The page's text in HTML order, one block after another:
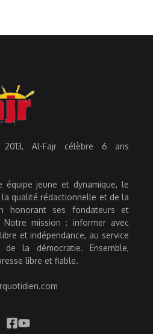
Al-Fajr célèbre 6 ans
jeune et dynamique, le
qualité rédactionnelle et de la
honorant ses fondateurs et
Notre mission : informer avec
et indépendance, au service
la démocratie. Ensemble,
libre et fiable.